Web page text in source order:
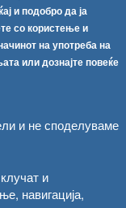
и подобро да ја
со користење и
на употреба на
или дознајте повеќе
и не споделуваме
и
навигација,